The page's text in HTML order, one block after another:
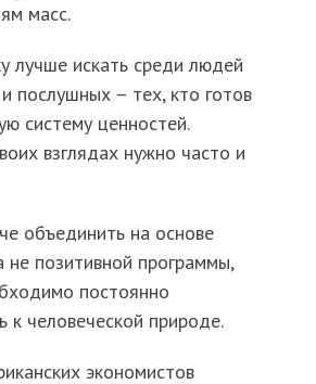
масс.
лучше искать среди людей
послушных – тех, кто готов
систему ценностей.
взглядах нужно часто и
объединить на основе
не позитивной программы,
постоянно
к человеческой природе.
экономистов